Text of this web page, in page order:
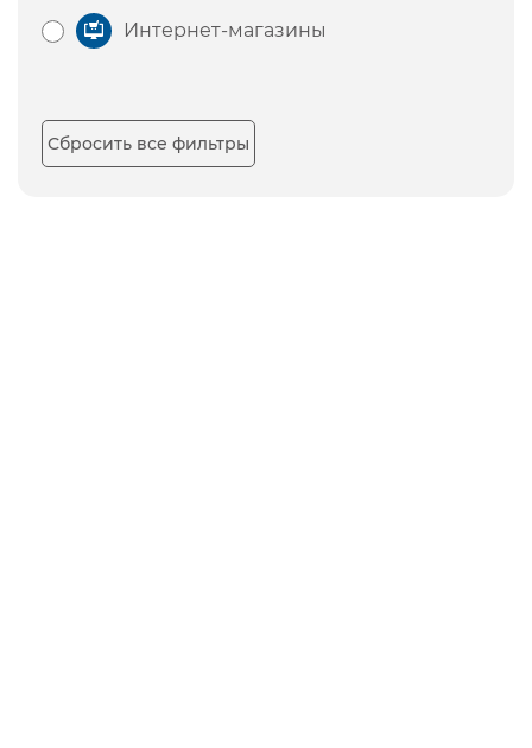
Интернет-магазины
Сбросить все фильтры